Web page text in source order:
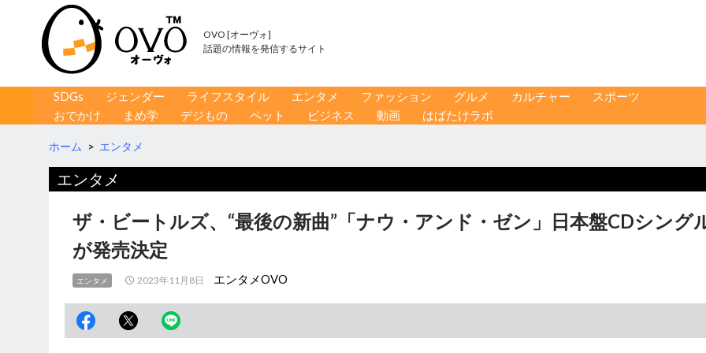
OVO [オーヴォ]
話題の情報を発信するサイト
コンテンツへ移動
SDGs ジェンダー ライフスタイル エンタメ ファッション グルメ カルチャー
スポーツ
おでかけ
まめ学 デジもの ペット ビジネス 動画 はばたけラボ
ホーム > エンタメ
エンタメ
ザ・ビートルズ、“最後の新曲”「ナウ・アンド・ゼン」日本盤CDシング
が発売決定
エンタメ 2023年11月8日 エンタメOVO